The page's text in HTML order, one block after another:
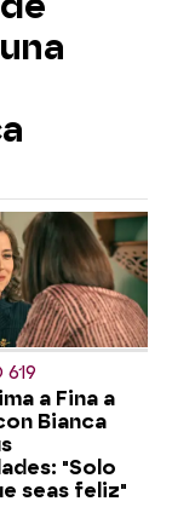
619
a Fina a
Bianca
"Solo
seas feliz"